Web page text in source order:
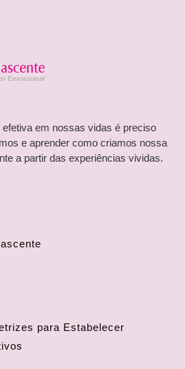
em nossas vidas é preciso
e aprender como criamos nossa
a partir das experiências vividas.
para Estabelecer